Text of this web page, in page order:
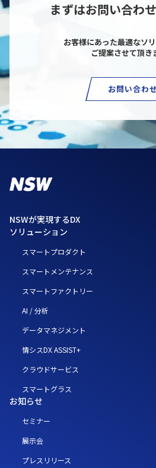
まずはお問い合わ
お客様にあった最適なソ
ご提案させて頂き
お問い合わせ
NSWが実現するDX
ソリューション
スマートプロダクト
スマートメンテナンス
スマートファクトリー
AI / 分析
データマネジメント
情シスDX ASSIST+
クラウドサービス
スマートグラス
お知らせ
セミナー
展示会
プレスリリース